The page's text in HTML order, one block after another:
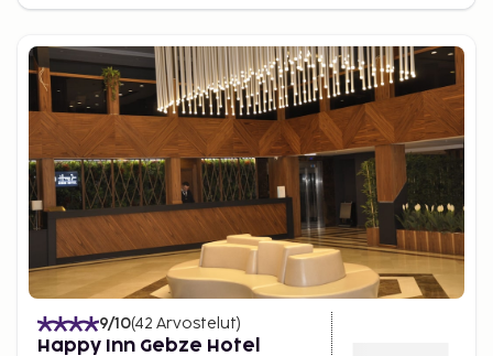
9/10(42 Arvostelut)
Happy Inn Gebze Hotel